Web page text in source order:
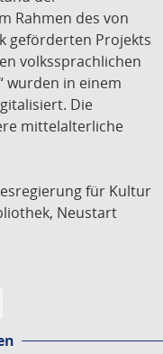
Rahmen des von
geförderten Projekts
volkssprachlichen
wurden in einem
Die
mittelalterliche
für Kultur
Neustart